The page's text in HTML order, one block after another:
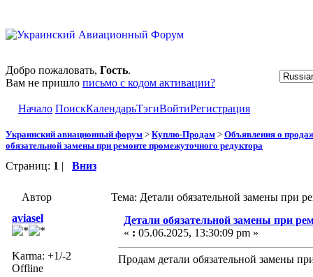
Добро пожаловать, Гость.
Вам не пришло письмо с кодом активации?
Начало ПоискКалендарьТэгиВойтиРегистрация
Украинский авиационный форум > Куплю-Продам > Объявления о
обязательной замены при ремонте промежуточного редуктора
Страниц: 1 | Вниз
Автор
Тема: Детали обязательной замены при
aviasel
Karma: +1/-2
Offline
Детали обязательной замены при
« : 05.06.2025, 13:30:09 pm »
Продам детали обязательной замены